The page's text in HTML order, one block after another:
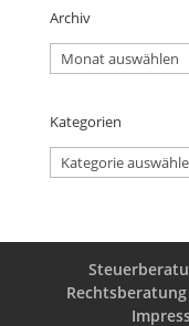
Archiv
Archiv
Kategorien
Kategorien
Rechtsberatung